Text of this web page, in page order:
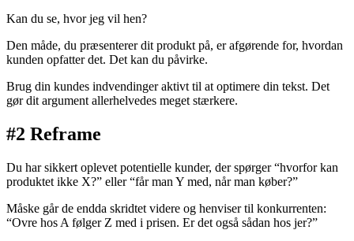
Kan du se, hvor jeg vil hen?
Den måde, du præsenterer dit produkt på, er afgørende for, hvordan
kunden opfatter det. Det kan du påvirke.
Brug din kundes indvendinger aktivt til at optimere din tekst. Det
gør dit argument allerhelvedes meget stærkere.
#2 Reframe
Du har sikkert oplevet potentielle kunder, der spørger “hvorfor kan
produktet ikke X?” eller “får man Y med, når man køber?”
Måske går de endda skridtet videre og henviser til konkurrenten:
“Ovre hos A følger Z med i prisen. Er det også sådan hos jer?”